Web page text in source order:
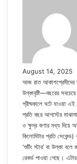
August 14, 2025
আজ রাত আকাশপ্রেমীদের
উল্কাবৃষ্টি—বছরের
গ্রীষ্মকালে ঘটে যাওয়া
প্রতি বছর আগস্টের
ও ক্ষুদ্র কণার মধ্য দিয়ে
কিলোমিটার প্রতি
‘শুটিং স্টার’ বা উল্কা
রেকর্ড পাওয়া গেছে।